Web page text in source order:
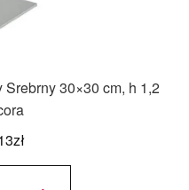
Srebrny 30×30 cm, h 1,2
zł